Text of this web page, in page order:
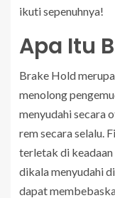
ikuti sepenuhnya!
Apa Itu
Brake Hold
menolong
menyudahi secara
rem secara selalu.
terletak di
dikala menyudahi
dapat